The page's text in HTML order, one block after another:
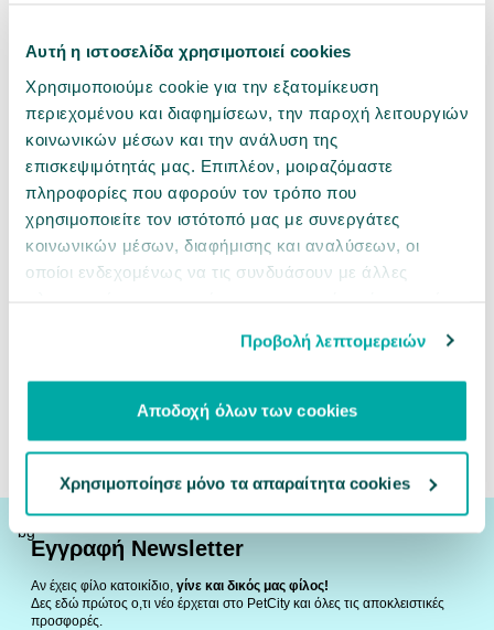
Αυτή η ιστοσελίδα χρησιμοποιεί cookies
Χρησιμοποιούμε cookie για την εξατομίκευση
περιεχομένου και διαφημίσεων, την παροχή λειτουργιών
κοινωνικών μέσων και την ανάλυση της
επισκεψιμότητάς μας. Επιπλέον, μοιραζόμαστε
πληροφορίες που αφορούν τον τρόπο που
χρησιμοποιείτε τον ιστότοπό μας με συνεργάτες
κοινωνικών μέσων, διαφήμισης και αναλύσεων, οι
οποίοι ενδεχομένως να τις συνδυάσουν με άλλες
Προβολή λεπτομερειών
Αποδοχή όλων των cookies
Χρησιμοποίησε μόνο τα απαραίτητα cookies
Σχετικές κατηγορίες
Σκύλος Αξεσουάρ Περιλαίμια, Σαμαράκια & Οδηγοί
Εγγραφή Newsletter
Αν έχεις φίλο κατοικίδιο, γίνε και δικός μας φίλος!
Δες εδώ πρώτος ο,τι νέο έρχεται στο PetCity και όλες τις αποκλειστικές
προσφορές.